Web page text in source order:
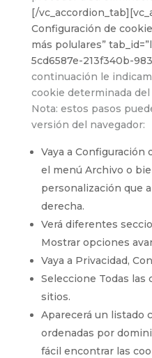
[/
Configuración de
más polulares”
5cd6587e-213f340b-
continuación le
cookie determinada
Nota: estos pasos
versión del navegador:
Vaya a
el menú Archivo o
personalización que
derecha.
Verá diferentes
Mostrar opciones
Vaya a Privacidad,
Seleccione Todas las
sitios.
Aparecerá un listado
ordenadas por
fácil encontrar las